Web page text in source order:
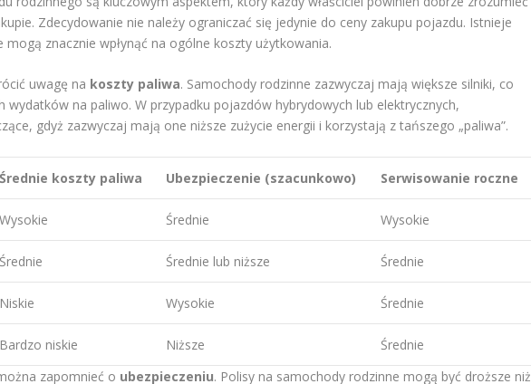
Zdecydowanie nie należy ograniczać się jedynie do ceny zakupu pojazdu. Istnieje
znacznie wpłynąć na ogólne koszty użytkowania.
uwagę na koszty paliwa. Samochody rodzinne zazwyczaj mają większe silniki, co
wydatków na paliwo. W przypadku pojazdów hybrydowych lub elektrycznych,
gdyż zazwyczaj mają one niższe zużycie energii i korzystają z tańszego „paliwa”.
Średnie koszty paliwa Ubezpieczenie (szacunkowo) Serwisowanie roczne
Wysokie Średnie Wysokie
Średnie Średnie lub niższe Średnie
Niskie Wysokie Średnie
Bardzo niskie Niższe
Średnie
zapomnieć o ubezpieczeniu. Polisy na samochody rodzinne mogą być droższe niż